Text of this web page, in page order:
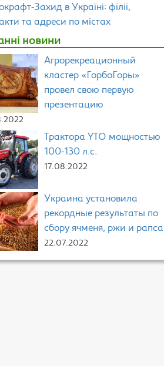
Захид в Україні: філії,
та адреси по містах
новини
Агрорекреационный
кластер «ГорбоГоры»
провел свою первую
презентацию
Трактора YTO мощностью
100-130 л.с.
17.08.2022
Украина установила
рекордные результаты по
сбору ячменя, ржи и рапса
22.07.2022